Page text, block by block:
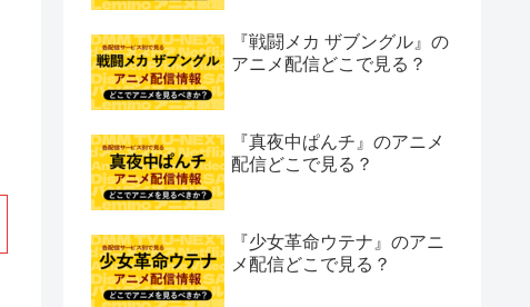
『戦闘メカ ザブングル』の
アニメ配信どこで見る？
『真夜中ぱんチ』のアニメ
配信どこで見る？
『少女革命ウテナ』のアニ
メ配信どこで見る？